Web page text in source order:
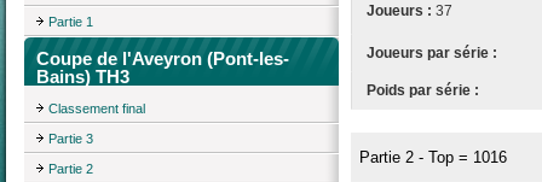
Partie 1
Coupe de l'Aveyron (Pont-les-
Bains) TH3
Classement final
Partie 3
Partie 2
Joueurs : 37
Joueurs par série :
Poids par série :
Partie 2 - Top = 1016